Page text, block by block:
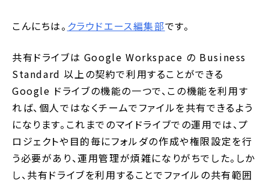
こんにちは。 クラウドエース編集部です。
共有ドライブは Google Workspace の Business
Standard 以上の契約で利用することができる
Google ドライブの機能の一つで、この機能を利用す
れば、個人ではなくチームでファイルを共有できるよう
になります。これまでのマイドライブでの運用では、プ
ロジェクトや目的毎にフォルダの作成や権限設定を行
う必要があり、運用管理が煩雑になりがちでした。しか
し、共有ドライブを利用することでファイルの共有範囲